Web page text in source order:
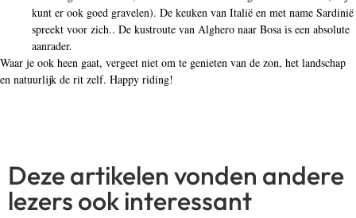
kunt er ook goed gravelen). De keuken van Italië en met name Sardinië
spreekt voor zich.. De kustroute van Alghero naar Bosa is een absolute
aanrader.
Waar je ook heen gaat, vergeet niet om te genieten van de zon, het landschap
en natuurlijk de rit zelf. Happy riding!
Deze artikelen vonden andere
lezers ook interessant